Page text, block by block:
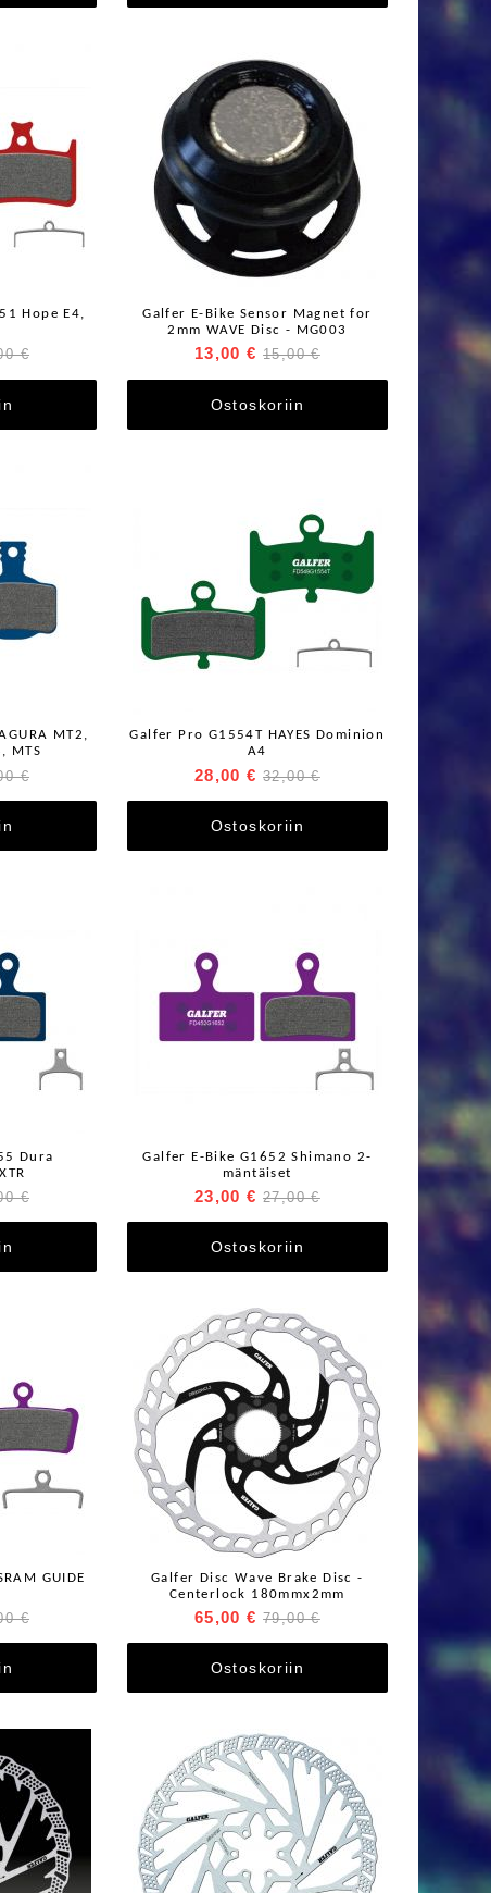
Hope E4,
€
Galfer E-Bike Sensor Magnet for
2mm WAVE Disc - MG003
13,00 € 15,00 €
Ostoskoriin
MT2,
MTS
€
Galfer Pro G1554T HAYES Dominion
A4
28,00 € 32,00 €
Ostoskoriin
Dura
€
Galfer E-Bike G1652 Shimano 2-
mäntäiset
23,00 € 27,00 €
Ostoskoriin
GUIDE
€
Galfer Disc Wave Brake Disc -
Centerlock 180mmx2mm
65,00 € 79,00 €
Ostoskoriin